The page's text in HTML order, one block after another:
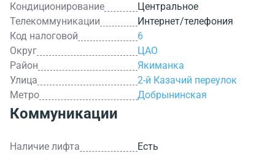
Кондиционирование
Центральное
Телекоммуникации
Интернет/телефония
Код налоговой
6
Округ
ЦАО
Район
Якиманка
Улица
2-й Казачий переулок
Метро
Добрынинская
Коммуникации
Наличие лифта Есть